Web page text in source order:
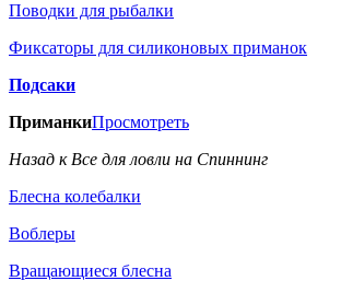
Поводки для рыбалки
Фиксаторы для силиконовых приманок
Подсаки
ПриманкиПросмотреть
Назад к Все для ловли на Спиннинг
Блесна колебалки
Воблеры
Вращающиеся блесна